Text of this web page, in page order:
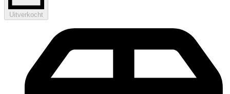
Uitverkocht